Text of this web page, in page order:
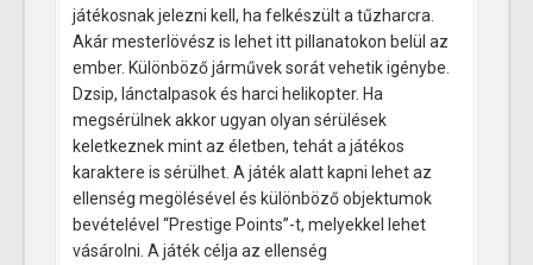
játékosnak jelezni kell, ha felkészült a tűzharcra.
Akár mesterlövész is lehet itt pillanatokon belül az
ember. Különböző járművek sorát vehetik igénybe.
Dzsip, lánctalpasok és harci helikopter. Ha
megsérülnek akkor ugyan olyan sérülések
keletkeznek mint az életben, tehát a játékos
karaktere is sérülhet. A játék alatt kapni lehet az
ellenség megölésével és különböző objektumok
bevételével “Prestige Points”-t, melyekkel lehet
vásárolni. A játék célja az ellenség